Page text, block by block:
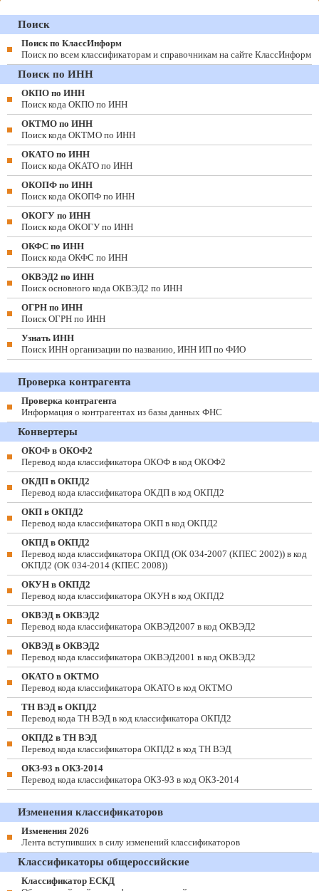
Поиск
Поиск по КлассИнформ
Поиск по всем классификаторам и справочникам на сайте КлассИнформ
Поиск по ИНН
ОКПО по ИНН
Поиск кода ОКПО по ИНН
ОКТМО по ИНН
Поиск кода ОКТМО по ИНН
ОКАТО по ИНН
Поиск кода ОКАТО по ИНН
ОКОПФ по ИНН
Поиск кода ОКОПФ по ИНН
ОКОГУ по ИНН
Поиск кода ОКОГУ по ИНН
ОКФС по ИНН
Поиск кода ОКФС по ИНН
ОКВЭД2 по ИНН
Поиск основного кода ОКВЭД2 по ИНН
ОГРН по ИНН
Поиск ОГРН по ИНН
Узнать ИНН
Поиск ИНН организации по названию, ИНН ИП по ФИО
Проверка контрагента
Проверка контрагента
Информация о контрагентах из базы данных ФНС
Конвертеры
ОКОФ в ОКОФ2
Перевод кода классификатора ОКОФ в код ОКОФ2
ОКДП в ОКПД2
Перевод кода классификатора ОКДП в код ОКПД2
ОКП в ОКПД2
Перевод кода классификатора ОКП в код ОКПД2
ОКПД в ОКПД2
Перевод кода классификатора ОКПД (ОК 034-2007 (КПЕС 2002)) в код
ОКПД2 (ОК 034-2014 (КПЕС 2008))
ОКУН в ОКПД2
Перевод кода классификатора ОКУН в код ОКПД2
ОКВЭД в ОКВЭД2
Перевод кода классификатора ОКВЭД2007 в код ОКВЭД2
ОКВЭД в ОКВЭД2
Перевод кода классификатора ОКВЭД2001 в код ОКВЭД2
ОКАТО в ОКТМО
Перевод кода классификатора ОКАТО в код ОКТМО
ТН ВЭД в ОКПД2
Перевод кода ТН ВЭД в код классификатора ОКПД2
ОКПД2 в ТН ВЭД
Перевод кода классификатора ОКПД2 в код ТН ВЭД
ОКЗ-93 в ОКЗ-2014
Перевод кода классификатора ОКЗ-93 в код ОКЗ-2014
Изменения классификаторов
Изменения 2026
Лента вступивших в силу изменений классификаторов
Классификаторы общероссийские
Классификатор ЕСКД